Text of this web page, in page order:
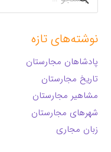
برای:
نوشته‌های تازه
پادشاهان مجارستان
تاریخ مجارستان
مشاهیر مجارستان
شهرهای مجارستان
زبان مجاری